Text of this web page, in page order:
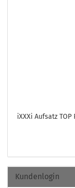
iXXXi Auf­satz TOP
Kundenlogin